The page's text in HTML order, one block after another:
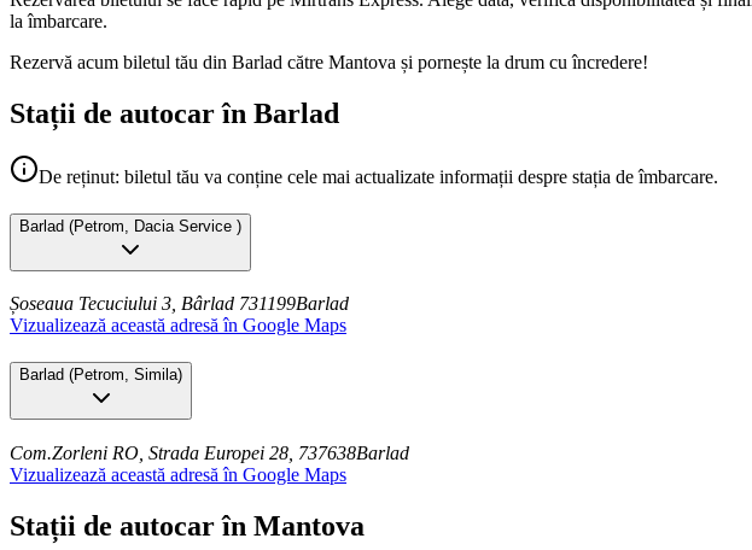
la îmbarcare.
Rezervă acum biletul tău din Barlad către Mantova și pornește la drum cu încredere!
Stații de autocar în Barlad
De reținut: biletul tău va conține cele mai actualizate informații despre stația de îmbarcare.
Barlad (Petrom, Dacia Service )
Șoseaua Tecuciului 3, Bârlad 731199Barlad
Vizualizează această adresă în Google Maps
Barlad (Petrom, Simila)
Com.Zorleni RO, Strada Europei 28, 737638Barlad
Vizualizează această adresă în Google Maps
Stații de autocar în Mantova